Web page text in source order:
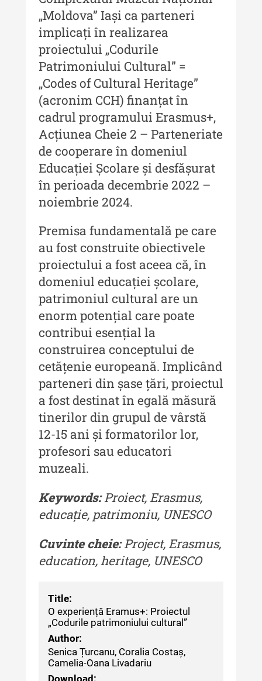
Indexul Complet
Buletinul Centrului de Cercetare și
Conservare-Restaurare a
Patrimoniului
Buletinul Centrului de Cercetare
și Conservare-Restaurare a
Patrimoniului - 2021
Buletinul Centrului de Cercetare
și Conservare-Restaurare a
Patrimoniului - 2020
Buletinul Centrului de Cercetare
și Conservare-Restaurare a
Indexul Complet
MediCult - Revista de mediere
culturală
MediCult - Revista de mediere
culturală IV (2025)
MediCult - Revista de mediere
culturală III (2024)
MediCult - Revista de mediere
culturală II (2023)
Indexul Complet
Acta Pangratia
Acta Pangratia I (2023)
Acta Pangratia II (2024)
Acta Pangratia III (2025)
Indexul Complet
autor
Indexul Complet
Informații Utile
Despre Editură
„Moldova” Iași ca parteneri
implicați în realizarea
proiectului „Codurile
Patrimoniului Cultural” =
„Codes of Cultural Heritage”
(acronim CCH) finanțat în
cadrul programului Erasmus+,
Acțiunea Cheie 2 – Parteneriate
de cooperare în domeniul
Educației Școlare și desfășurat
în perioada decembrie 2022 –
noiembrie 2024.
Premisa fundamentală pe care
au fost construite obiectivele
proiectului a fost aceea că, în
domeniul educației școlare,
patrimoniul cultural are un
enorm potențial care poate
contribui esențial la
construirea conceptului de
cetățenie europeană. Implicând
parteneri din șase țări, proiectul
a fost destinat în egală măsură
tinerilor din grupul de vârstă
12-15 ani și formatorilor lor,
profesori sau educatori
muzeali.
Keywords:Proiect, Erasmus,
educație, patrimoniu, UNESCO
Cuvinte cheie:Project, Erasmus,
education, heritage, UNESCO
Title:
O experiență Eramus+: Proiectul
„Codurile patrimoniului cultural”
Author:
Senica Țurcanu, Coralia Costaș,
Camelia-Oana Livadariu